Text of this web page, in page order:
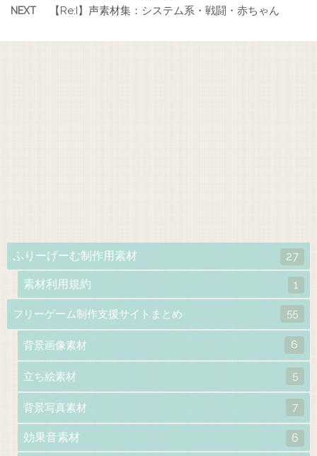
NEXT 【Re:I】声素材集：システム系・戦闘・赤ちゃん
ふりーげーむ制作用素材 27
素材利用規約 1
フリーゲーム制作支援サイトまとめ 55
背景画像素材 6
立ち絵素材 5
背景写真素材 7
効果音素材 6